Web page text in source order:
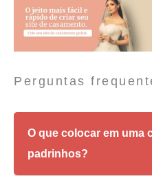
Perguntas
O que colocar em uma
padrinhos?